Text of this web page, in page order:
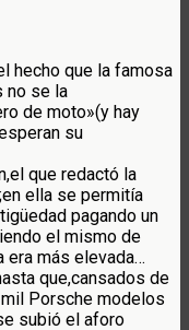
hecho que la famosa
no se la
de moto»(y hay
su
que redactó la
ella se permitía
pagando un
el mismo de
era más elevada…
que,cansados de
Porsche modelos
subió el aforo